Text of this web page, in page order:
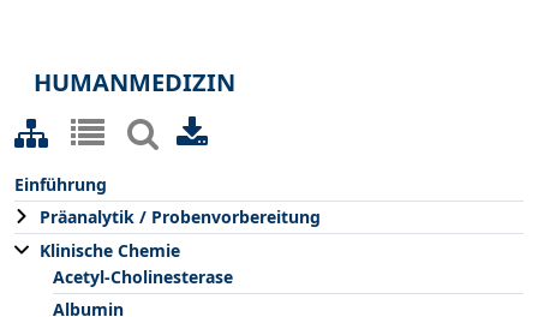
HUMANMEDIZIN
Einführung
Präanalytik / Probenvorbereitung
Klinische Chemie
Acetyl-Cholinesterase
Albumin